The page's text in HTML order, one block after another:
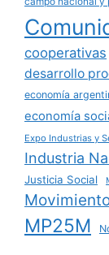
cooperativas
desarrollo
economía
economía
Expo Industrias y
Industria
Justicia Social
MP25M